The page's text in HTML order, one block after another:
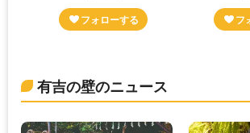
有吉の壁のニュース